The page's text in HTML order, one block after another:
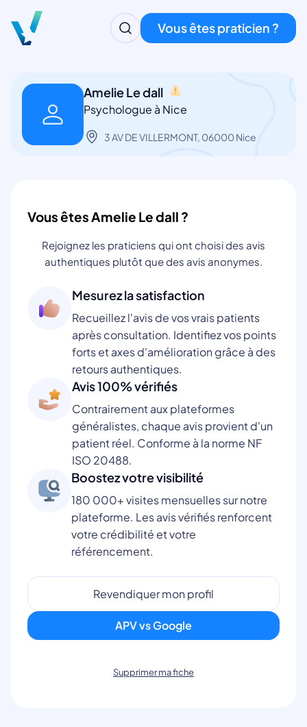
Vous êtes praticien ?
Amelie Le dall
Psychologue à Nice
3 AV DE VILLERMONT, 06000 Nice
Vous êtes Amelie Le dall ?
Rejoignez les praticiens qui ont choisi des avis
authentiques plutôt que des avis anonymes.
Mesurez la satisfaction
Recueillez l'avis de vos vrais patients
après consultation. Identifiez vos points
forts et axes d'amélioration grâce à des
retours authentiques.
Avis 100% vérifiés
Contrairement aux plateformes
généralistes, chaque avis provient d'un
patient réel. Conforme à la norme NF
ISO 20488.
Boostez votre visibilité
180 000+ visites mensuelles sur notre
plateforme. Les avis vérifiés renforcent
votre crédibilité et votre
référencement.
Revendiquer mon profil
APV vs Google
Supprimer ma fiche